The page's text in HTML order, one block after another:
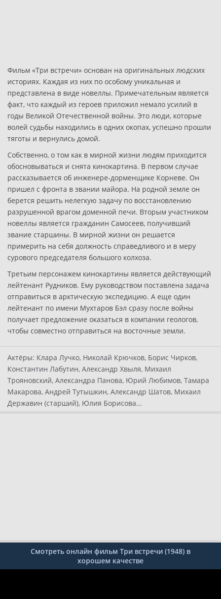
Фильм «Три встречи» основан на оригинальных людских
историях. Каждая из них по особому уникальная и
представлена в виде новеллы. Примечательным является
факт, что каждый из героев приложил немало усилий в
годы Великой Отечественной войны. Это люди, которые
волей судьбы находились в одних окопах, успешно прошли
тяготы и вернулись домой.
Собственно, о том как в мирной жизни людям приходится
обосновываться и снята кинокартина. В первом случае
рассказывается об инженере-дорменщике Корневе. Он
пришел с фронта в звании майора. На родной земле он
берется решить нелегкую задачу по восстановлению
разрушенной врагом доменной печи. Вторым участником
новеллы является гражданин Самосеев, получивший
звание старшины. В мирной жизни он решается
примерить на себя должность справедливого и в меру
сурового председателя большого колхоза.
Третьим персонажем кинокартины является действующий
лейтенант Рудников. Ему руководством поставлена задача
отправиться в арктическую экспедицию. А еще один
лейтенант по имени Мухтаров Бэл сразу после войны
получает предложение оказаться в компании геологов,
чтобы совместно отправиться на восточные земли.
Актёры: Клара Лучко, Николай Крючков, Борис Чирков,
Константин Лабутин, Александр Хвыля, Михаил
Трояновский, Александра Панова, Юрий Любимов, Тамара
Макарова, Андрей Тутышкин, Александр Шатов, Михаил
Державин (старший), Юлия Борисова...
Смотреть онлайн фильм Три встречи (1948) в
хорошем качестве